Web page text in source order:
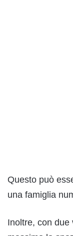
Questo può
una famiglia
Inoltre, con due